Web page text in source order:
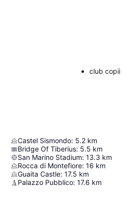
club copii
Castel Sismondo: 5.2 km
Bridge Of Tiberius: 5.5 km
San Marino Stadium: 13.3 km
Rocca di Montefiore: 16 km
Guaita Castle: 17.5 km
Palazzo Pubblico: 17.6 km